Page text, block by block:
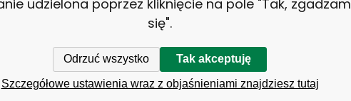
-30x50 cm, 50x90 cm, 70x140 cm
udzielona poprzez kliknięcie na pole "Tak, zgadzam
się".
Odrzuć wszystko Tak akceptuję
Szczegółowe ustawienia wraz z objaśnieniami znajdziesz tutaj